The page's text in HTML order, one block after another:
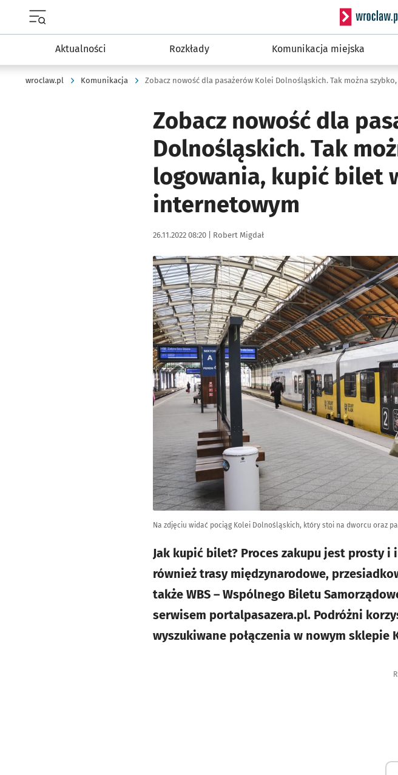
Serwis
Aktualności Rozkłady Komunikacja miejska
wroclaw.pl Komunikacja
Zobacz nowość dla
Dolnośląskich. Tak
logowania, kupić bilet
internetowym
Data publikacji:
26.11.2022 08:20 | Autor:
Robert Migdał
Kliknij, aby powiększyć
Na zdjęciu widać pociąg Kolei Dolnośląskich, który stoi na dworcu oraz
Jak kupić bilet? Proces zakupu jest prosty
również trasy międzynarodowe,
także WBS – Wspólnego Biletu
serwisem portalpasazera.pl. Podróżni
wyszukiwane połączenia w nowym sklepie